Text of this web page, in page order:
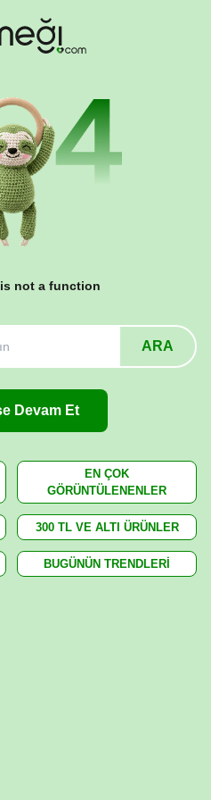
not a function
ARA
Devam Et
EN ÇOK
GÖRÜNTÜLENENLER
300 TL VE ALTI ÜRÜNLER
BUGÜNÜN TRENDLERİ